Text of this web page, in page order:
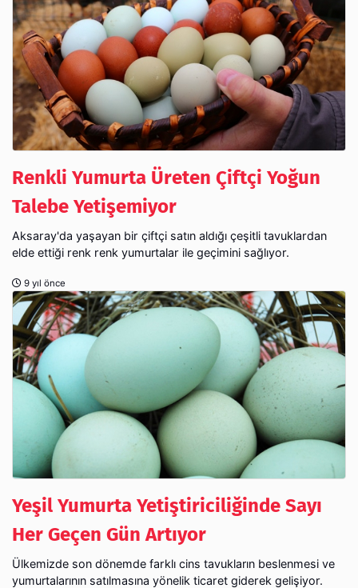
Renkli Yumurta Üreten Çiftçi Yoğun
Talebe Yetişemiyor
Aksaray'da yaşayan bir çiftçi satın aldığı çeşitli tavuklardan
elde ettiği renk renk yumurtalar ile geçimini sağlıyor.
9 yıl önce
Yeşil Yumurta Yetiştiriciliğinde Sayı
Her Geçen Gün Artıyor
Ülkemizde son dönemde farklı cins tavukların beslenmesi ve
yumurtalarının satılmasına yönelik ticaret giderek gelişiyor.